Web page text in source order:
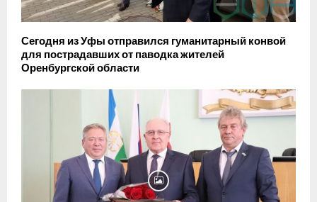
Сегодня из Уфы отправился гуманитарный конвой
для пострадавших от паводка жителей
Оренбургской области